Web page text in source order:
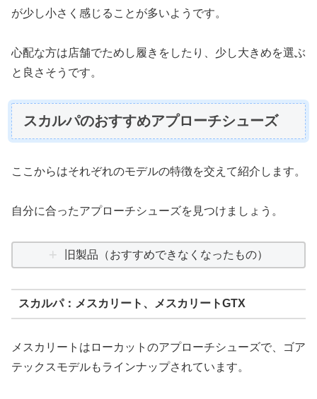
が少し小さく感じることが多いようです。
心配な方は店舗でためし履きをしたり、少し大きめを選ぶ
と良さそうです。
スカルパのおすすめアプローチシューズ
ここからはそれぞれのモデルの特徴を交えて紹介します。
自分に合ったアプローチシューズを見つけましょう。
旧製品（おすすめできなくなったもの）
スカルパ：メスカリート、メスカリートGTX
メスカリートはローカットのアプローチシューズで、ゴア
テックスモデルもラインナップされています。